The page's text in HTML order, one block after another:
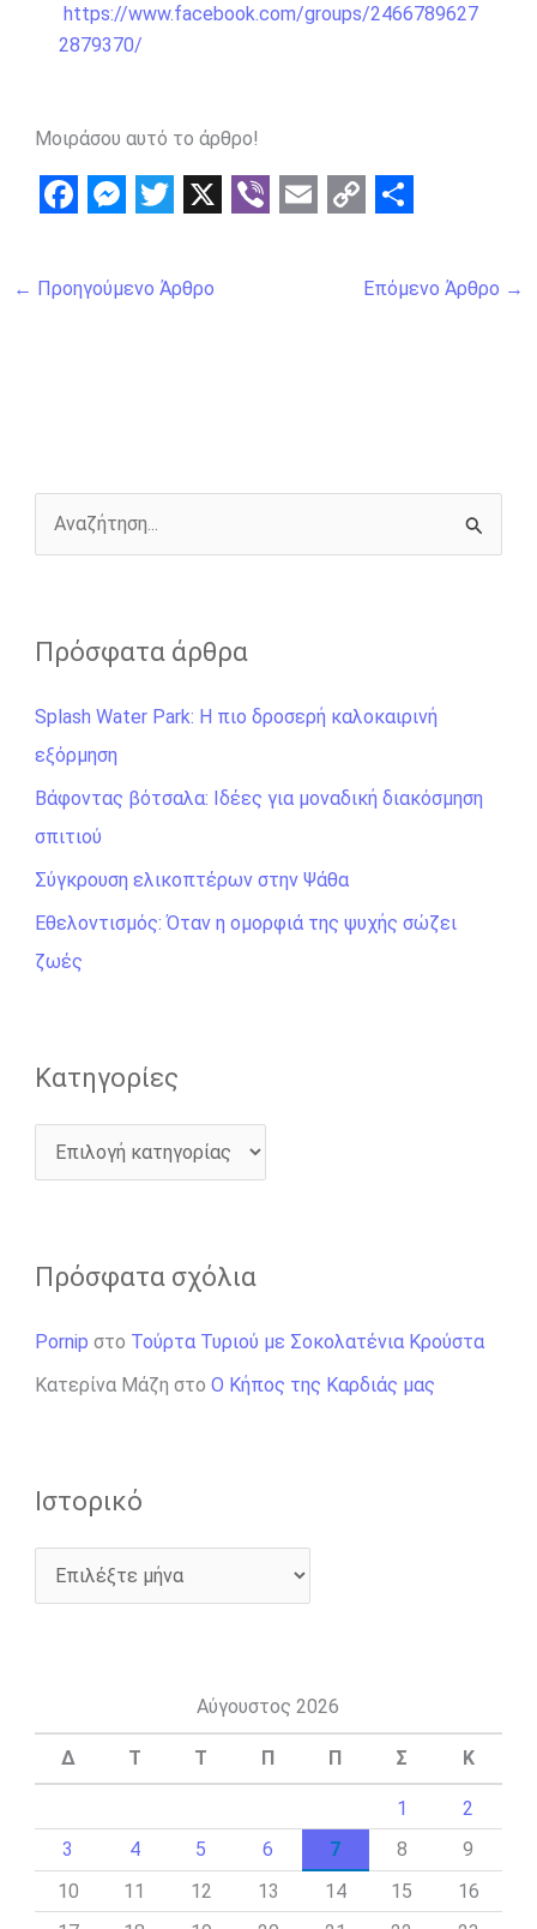
https://www.facebook.com/groups/2466789627
2879370/
Μοιράσου αυτό το άρθρο!
a
c
k
s
e
r
w
i
k
h
a
← Προηγούμενο Άρθρο Επόμενο Άρθρο →
ζ
τ
η
σ
η
γ
ι
α
Πρόσφατα άρθρα
Splash Water Park: Η πιο δροσερή καλοκαιρινή
εξόρμηση
Βάφοντας βότσαλα: Ιδέες για μοναδική διακόσμηση
σπιτιού
Σύγκρουση ελικοπτέρων στην Ψάθα
Εθελοντισμός: Όταν η ομορφιά της ψυχής σώζει
ζωές
Kατηγορίες
Πρόσφατα σχόλια
Pornip στο Τούρτα Τυριού με Σοκολατένια Κρούστα
Κατερίνα Μάζη στο Ο Κήπος της Καρδιάς μας
Ιστορικό
Αύγουστος 2026
Δ Τ Τ Π Π Σ Κ
1
2
3
4 5 6 7 8
9
10
11 12 13 14 15
16